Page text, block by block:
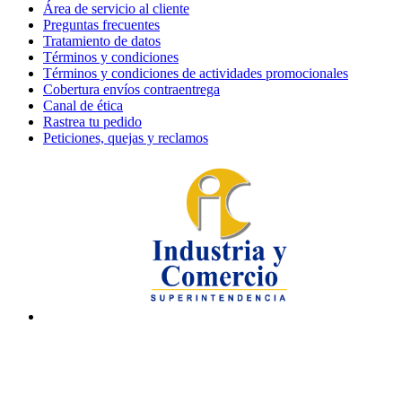
Área de servicio al cliente
Preguntas frecuentes
Tratamiento de datos
Términos y condiciones
Términos y condiciones de actividades promocionales
Cobertura envíos contraentrega
Canal de ética
Rastrea tu pedido
Peticiones, quejas y reclamos